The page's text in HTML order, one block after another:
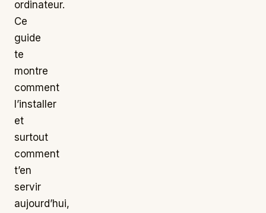
ordinateur.
Ce
guide
te
montre
comment
l’installer
et
surtout
comment
t’en
servir
aujourd’hui,